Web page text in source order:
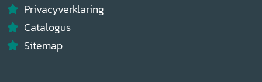
Privacyverklaring
Catalogus
Sitemap